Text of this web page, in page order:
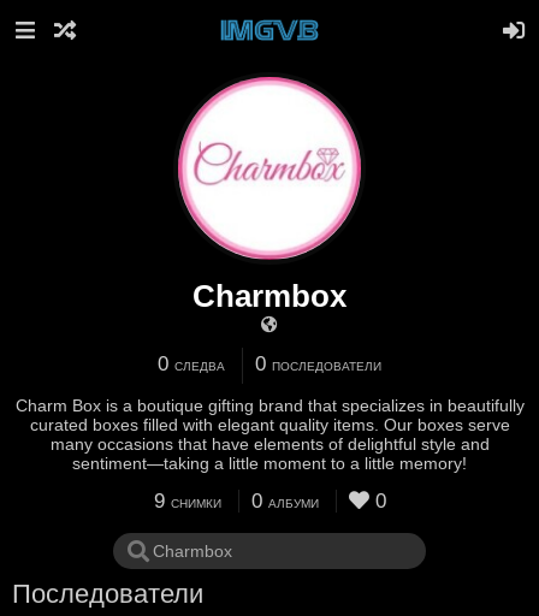
Charmbox
0 СЛЕДВА 0 ПОСЛЕДОВАТЕЛИ
Charm Box is a boutique gifting brand that specializes in beautifully
curated boxes filled with elegant quality items. Our boxes serve
many occasions that have elements of delightful style and
sentiment—taking a little moment to a little memory!
9 СНИМКИ 0 АЛБУМИ 0
Последователи